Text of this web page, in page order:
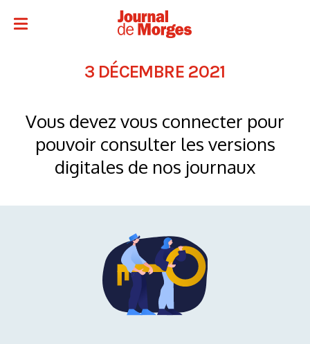
3 DÉCEMBRE 2021
Vous devez vous connecter pour
pouvoir consulter les versions
digitales de nos journaux